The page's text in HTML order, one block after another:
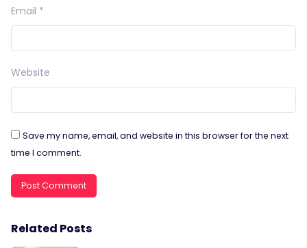
Email *
Website
Save my name, email, and website in this browser for the next
time I comment.
Related Posts